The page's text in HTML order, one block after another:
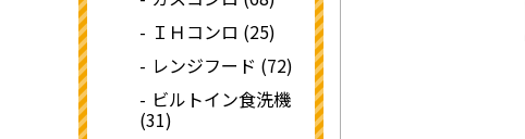
ＩＨコンロ (25)
レンジフード (72)
ビルトイン食洗機
(31)